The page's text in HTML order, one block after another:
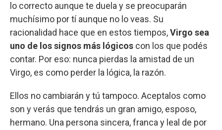
lo correcto aunque te duela y se preocuparán
muchísimo por tí aunque no lo veas. Su
racionalidad hace que en estos tiempos,Virgo sea
uno de los signos más lógicos con los que podés
contar. Por eso: nunca pierdas la amistad de un
Virgo, es como perder la lógica, la razón.
Ellos no cambiarán y tú tampoco. Aceptalos como
son y verás que tendrás un gran amigo, esposo,
hermano. Una persona sincera, franca y leal de por